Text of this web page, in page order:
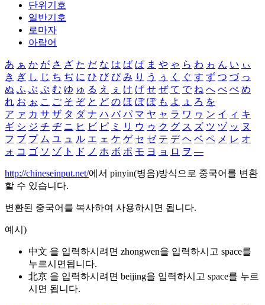
단위기호
일반기호
로마자
아랍어
あ ぁ か が さ ざ た だ な は ば ぱ ま や ゃ ら わ ゎ ん い ぃ
き ぎ し じ ち ぢ に ひ び ぴ み り う ぅ く ぐ す ず つ づ っ
ぬ ふ ぶ ぷ む ゆ ゅ る え ぇ け げ せ ぜ て で ね へ べ ぺ め
れ お ぉ こ ご そ ぞ と ど の ほ ぼ ぽ も よ ょ ろ を
ア ァ カ サ ザ タ ダ ナ ハ バ パ マ ヤ ャ ラ ワ ヮ ン イ ィ キ
ギ シ ジ チ ヂ ニ ヒ ビ ピ ミ リ ウ ゥ ク グ ス ズ ツ ヅ ッ ヌ
フ ブ プ ム ユ ュ ル エ ェ ケ ゲ セ ゼ テ デ ヘ ベ ペ メ レ オ
ォ コ ゴ ソ ゾ ト ド ノ ホ ボ ポ モ ヨ ョ ロ ヲ ―
http://chineseinput.net/에서 pinyin(병음)방식으로 중국어를 변환
할 수 있습니다.
변환된 중국어를 복사하여 사용하시면 됩니다.
예시)
中文 을 입력하시려면 zhongwen을 입력하시고 space를
누르시면됩니다.
北京 을 입력하시려면 beijing을 입력하시고 space를 누르
시면 됩니다.